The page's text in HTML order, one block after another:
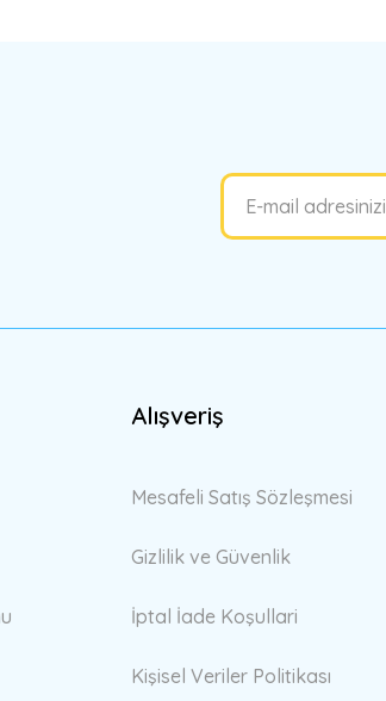
Alışveriş
Mesafeli Satış Sözleşmesi
Gizlilik ve Güvenlik
İptal İade Koşullari
Kişisel Veriler Politikası